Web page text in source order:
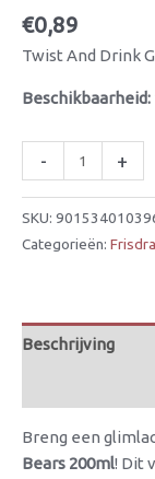
€0,89
Twist And Drink
Beschikbaarheid:
- +
SKU:
Categorieën:
Beschrijving
Breng een
Bears 200ml! Dit